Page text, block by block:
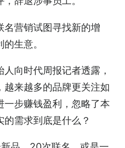
名营销试图寻找新的增
生意。
向时代周报记者透露，
越来越多的品牌更关注如
一步赚钱盈利，忽略了本
需求到底是什么？